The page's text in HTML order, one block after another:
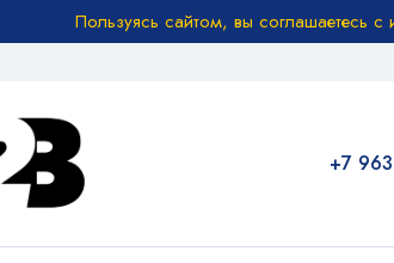
Пользуясь сайтом, вы соглашаетесь
+7